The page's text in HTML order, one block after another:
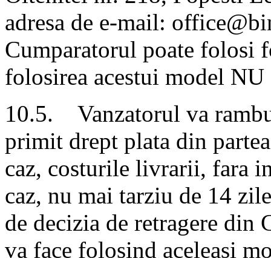
adresa de e-mail:
Cumparatorul poate folosi
folosirea acestui model
10.5. Vanzatorul va
primit drept plata din
caz, costurile livrarii, fara
caz, nu mai tarziu de 14
de decizia de retragere din
va face folosind aceleasi